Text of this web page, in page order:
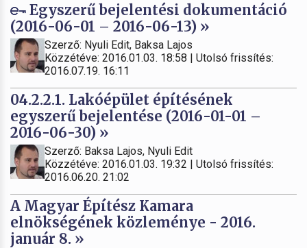
Egyszerű bejelentési dokumentáció
(2016-06-01 – 2016-06-13) »
Szerző: Nyuli Edit, Baksa Lajos
Közzétéve: 2016.01.03. 18:58 | Utolsó frissítés:
2016.07.19. 16:11
04.2.2.1. Lakóépület építésének
egyszerű bejelentése (2016-01-01 –
2016-06-30) »
Szerző: Baksa Lajos, Nyuli Edit
Közzétéve: 2016.01.03. 19:32 | Utolsó frissítés:
2016.06.20. 21:02
A Magyar Építész Kamara
elnökségének közleménye - 2016.
január 8. »